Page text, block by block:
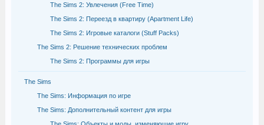
The Sims 2: Увлечения (Free Time)
The Sims 2: Переезд в квартиру (Apartment Life)
The Sims 2: Игровые каталоги (Stuff Packs)
The Sims 2: Решение технических проблем
The Sims 2: Программы для игры
The Sims
The Sims: Информация по игре
The Sims: Дополнительный контент для игры